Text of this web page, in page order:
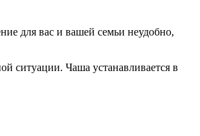
для вас и вашей семьи неудобно,
ситуации. Чаша устанавливается в